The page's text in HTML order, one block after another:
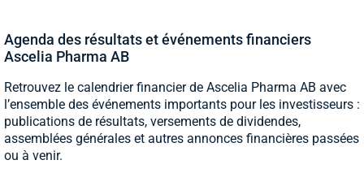
Agenda des résultats et événements financiers
Ascelia Pharma AB
Retrouvez le calendrier financier de Ascelia Pharma AB avec
l’ensemble des événements importants pour les investisseurs :
publications de résultats, versements de dividendes,
assemblées générales et autres annonces financières passées
ou à venir.